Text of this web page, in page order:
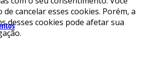
cancelar esses cookies. Porém, a
desses cookies pode afetar sua